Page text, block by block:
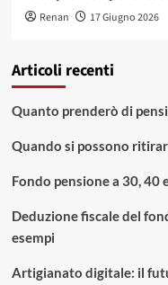
Renan 17 Giugno 2026
Articoli recenti
Quanto prenderò di
Quando si possono
Fondo pensione a 30, 40
Deduzione fiscale del
esempi
Artigianato digitale: il